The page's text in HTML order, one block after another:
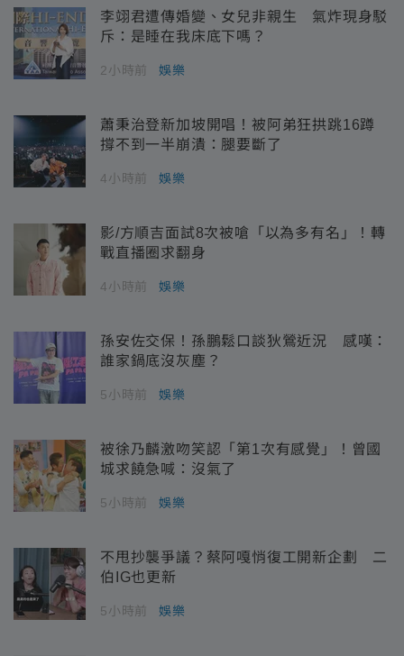
李翊君遭傳婚變、女兒非親生 氣炸現身駁
斥：是睡在我床底下嗎？
2小時前 娛樂
蕭秉治登新加坡開唱！被阿弟狂拱跳16蹲
撐不到一半崩潰：腿要斷了
4小時前 娛樂
影/方順吉面試8次被嗆「以為多有名」！轉
戰直播圈求翻身
4小時前 娛樂
孫安佐交保！孫鵬鬆口談狄鶯近況 感嘆：
誰家鍋底沒灰塵？
5小時前 娛樂
被徐乃麟激吻笑認「第1次有感覺」！曾國
城求饒急喊：沒氣了
5小時前 娛樂
不甩抄襲爭議？蔡阿嘎悄復工開新企劃 二
伯IG也更新
5小時前 娛樂